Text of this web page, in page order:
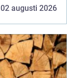
02 augusti 2026